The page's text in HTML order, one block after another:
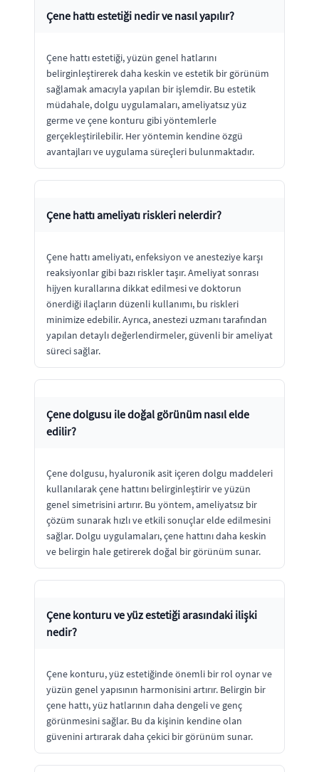
Çene hattı estetiği nedir ve nasıl yapılır?
Çene hattı estetiği, yüzün genel hatlarını
belirginleştirerek daha keskin ve estetik bir görünüm
sağlamak amacıyla yapılan bir işlemdir. Bu estetik
müdahale, dolgu uygulamaları, ameliyatsız yüz
germe ve çene konturu gibi yöntemlerle
gerçekleştirilebilir. Her yöntemin kendine özgü
avantajları ve uygulama süreçleri bulunmaktadır.
Çene hattı ameliyatı riskleri nelerdir?
Çene hattı ameliyatı, enfeksiyon ve anesteziye karşı
reaksiyonlar gibi bazı riskler taşır. Ameliyat sonrası
hijyen kurallarına dikkat edilmesi ve doktorun
önerdiği ilaçların düzenli kullanımı, bu riskleri
minimize edebilir. Ayrıca, anestezi uzmanı tarafından
yapılan detaylı değerlendirmeler, güvenli bir ameliyat
süreci sağlar.
Çene dolgusu ile doğal görünüm nasıl elde
edilir?
Çene dolgusu, hyaluronik asit içeren dolgu maddeleri
kullanılarak çene hattını belirginleştirir ve yüzün
genel simetrisini artırır. Bu yöntem, ameliyatsız bir
çözüm sunarak hızlı ve etkili sonuçlar elde edilmesini
sağlar. Dolgu uygulamaları, çene hattını daha keskin
ve belirgin hale getirerek doğal bir görünüm sunar.
Çene konturu ve yüz estetiği arasındaki ilişki
nedir?
Çene konturu, yüz estetiğinde önemli bir rol oynar ve
yüzün genel yapısının harmonisini artırır. Belirgin bir
çene hattı, yüz hatlarının daha dengeli ve genç
görünmesini sağlar. Bu da kişinin kendine olan
güvenini artırarak daha çekici bir görünüm sunar.